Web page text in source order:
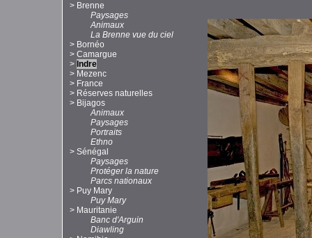
> Brenne
Paysages
Animaux
La Brenne vue du ciel
> Bornéo
> Camargue
> Indre
> Mezenc
> France
> Réserves naturelles
> Bijagos
Animaux
Paysages
Portraits
Ethno
> Sénégal
Paysages
Protéger la nature
Parcs nationaux
> Puy Mary
Puy Mary
> Mauritanie
Banc d'Arguin
Diawling